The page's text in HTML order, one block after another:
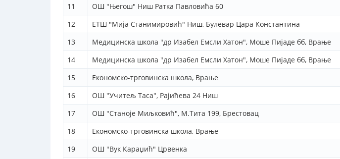
11
ОШ "Његош" Ниш Ратка Павловића 60
12
ЕТШ "Мија Станимировић" Ниш, Булевар Цара Константина
13
Медицинска школа "др Изабел Емсли Хатон", Моше Пијаде бб, Врање
14
Медицинска школа "др Изабел Емсли Хатон", Моше Пијаде бб, Врање
15
Економско-трговинска школа, Врање
16
ОШ "Учитељ Таса", Рајићева 24 Ниш
17
ОШ "Станоје Миљковић", М.Тита 199, Брестовац
18
Економско-трговинска школа, Врање
19
ОШ "Вук Караџић" Црвенка